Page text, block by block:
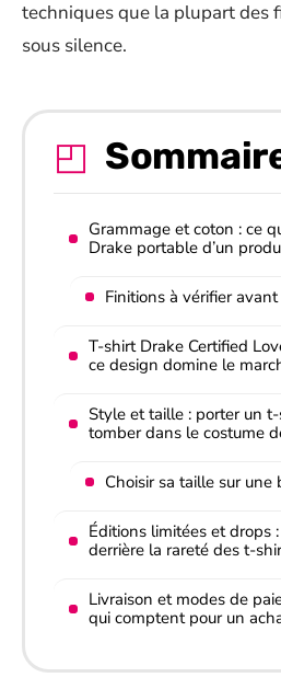
techniques que la plupart des
sous silence.
Grammage et coton : ce
Drake portable d’un
Finitions à vérifier
T-shirt Drake Certified
ce design domine le
Style et taille : porter un
tomber dans le costume
Choisir sa taille sur
Éditions limitées et drops
derrière la rareté des t-
Livraison et modes de
qui comptent pour un